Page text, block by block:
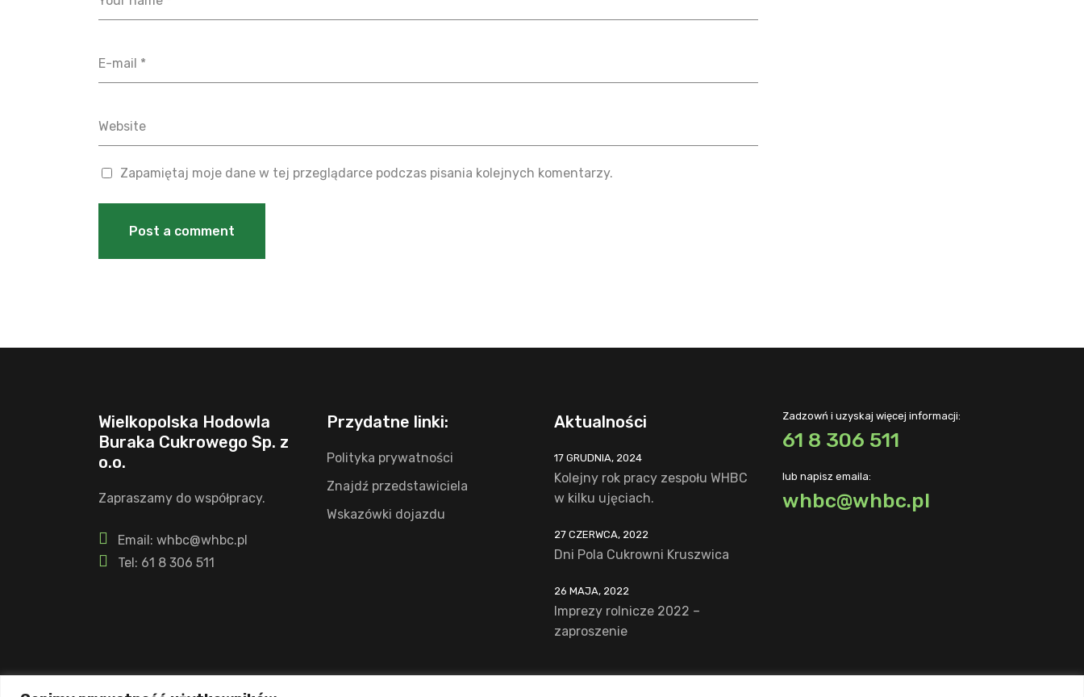
Zapamiętaj moje dane w tej przeglądarce podczas pisania kolejnych komentarzy.
Wielkopolska Hodowla
Buraka Cukrowego Sp. z
o.o.
Zapraszamy do współpracy.
Email: whbc@whbc.pl
Tel: 61 8 306 511
Przydatne linki:
Polityka prywatności
Znajdź przedstawiciela
Wskazówki dojazdu
Aktualności
17 GRUDNIA, 2024
Kolejny rok pracy zespołu WHBC
w kilku ujęciach.
27 CZERWCA, 2022
Dni Pola Cukrowni Kruszwica
26 MAJA, 2022
Imprezy rolnicze 2022 –
zaproszenie
Zadzowń i uzyskaj więcej informacji:
61 8 306 511
lub napisz emaila:
whbc@whbc.pl